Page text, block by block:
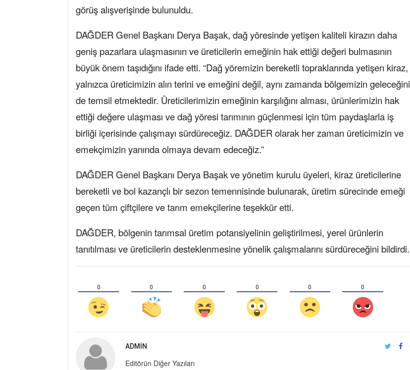
görüş alışverişinde bulunuldu.
DAĞDER Genel Başkanı Derya Başak, dağ yöresinde yetişen kaliteli kirazın daha
geniş pazarlara ulaşmasının ve üreticilerin emeğinin hak ettiği değeri bulmasının
büyük önem taşıdığını ifade etti. “Dağ yöremizin bereketli topraklarında yetişen kiraz,
yalnızca üreticimizin alın terini ve emeğini değil, aynı zamanda bölgemizin geleceğini
de temsil etmektedir. Üreticilerimizin emeğinin karşılığını alması, ürünlerimizin hak
ettiği değere ulaşması ve dağ yöresi tarımının güçlenmesi için tüm paydaşlarla iş
birliği içerisinde çalışmayı sürdüreceğiz. DAĞDER olarak her zaman üreticimizin ve
emekçimizin yanında olmaya devam edeceğiz.”
DAĞDER Genel Başkanı Derya Başak ve yönetim kurulu üyeleri, kiraz üreticilerine
bereketli ve bol kazançlı bir sezon temennisinde bulunarak, üretim sürecinde emeği
geçen tüm çiftçilere ve tarım emekçilerine teşekkür etti.
DAĞDER, bölgenin tarımsal üretim potansiyelinin geliştirilmesi, yerel ürünlerin
tanıtılması ve üreticilerin desteklenmesine yönelik çalışmalarını sürdüreceğini bildirdi.
0 0 0 0 0 0
ADMIN
Editörün Diğer Yazıları